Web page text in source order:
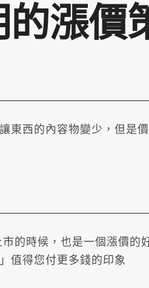
漲價
東西的內容物變少，但是
的時候，也是一個漲價的
值得您付更多錢的印象